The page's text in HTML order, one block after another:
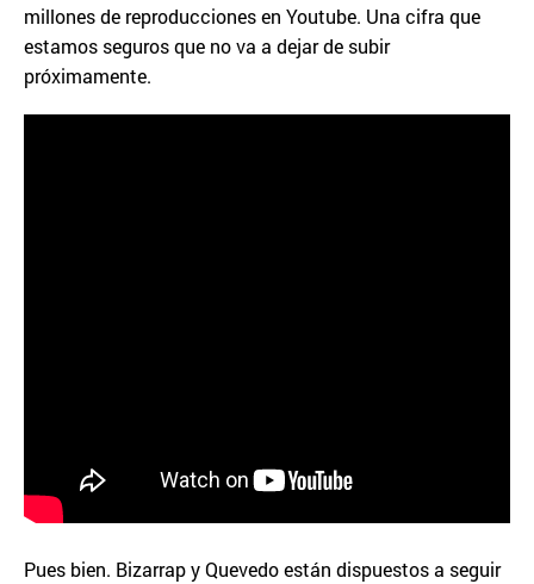
millones de reproducciones en Youtube. Una cifra que
estamos seguros que no va a dejar de subir
próximamente.
Pues bien. Bizarrap y Quevedo están dispuestos a seguir